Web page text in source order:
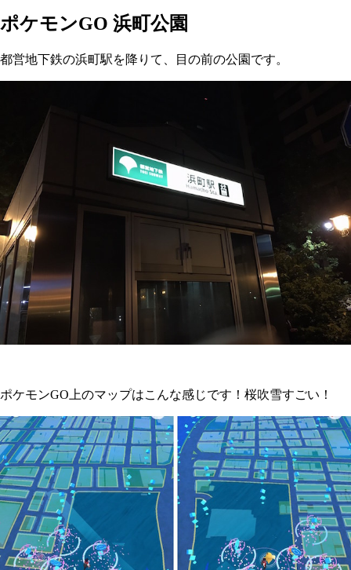
ポケモンGO 浜町公園
都営地下鉄の浜町駅を降りて、目の前の公園です。
ポケモンGO上のマップはこんな感じです！桜吹雪すごい！